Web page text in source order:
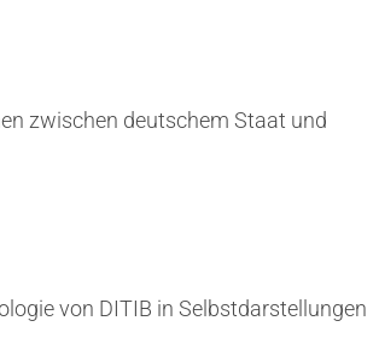
zwischen deutschem Staat und
von DITIB in Selbstdarstellungen